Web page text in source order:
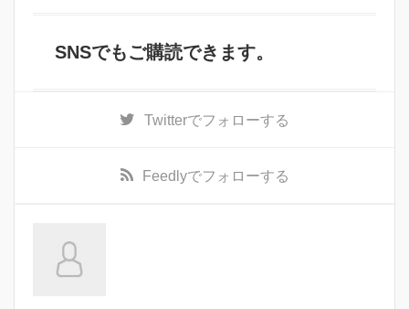
SNSでもご購読できます。
Twitterでフォローする
Feedlyでフォローする